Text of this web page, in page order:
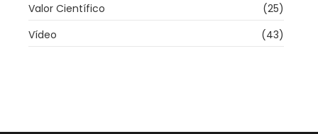
Valor Científico
(25)
Vídeo
(43)